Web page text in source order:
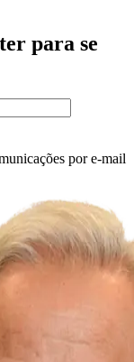
para se
por e-mail